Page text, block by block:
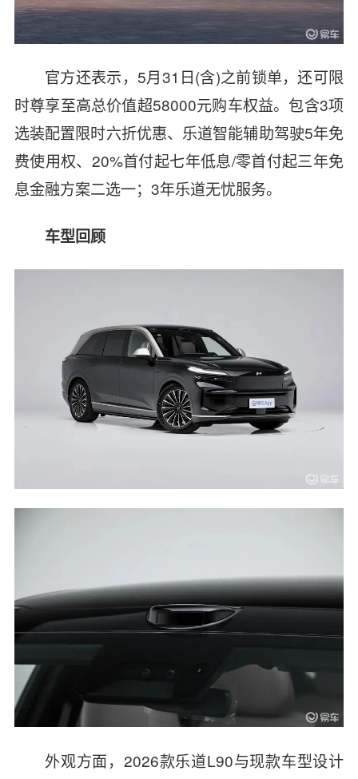
官方还表示，5月31日(含)之前锁单，还可限
时尊享至高总价值超58000元购车权益。包含3项
选装配置限时六折优惠、乐道智能辅助驾驶5年免
费使用权、20%首付起七年低息/零首付起三年免
息金融方案二选一；3年乐道无忧服务。
车型回顾
外观方面，2026款乐道L90与现款车型设计